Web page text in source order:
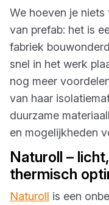
We hoeven je
van prefab: het is
fabriek
snel in het werk
nog meer
van haar
duurzame
en mogelijkheden
Naturoll –
thermisch
Naturoll is een